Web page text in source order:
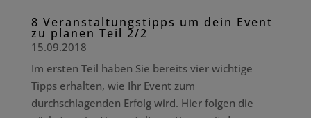
8 Veranstaltungstipps um dein Event
zu planen Teil 2/2
15.09.2018
Im ersten Teil haben Sie bereits vier wichtige
Tipps erhalten, wie Ihr Event zum
durchschlagenden Erfolg wird. Hier folgen die